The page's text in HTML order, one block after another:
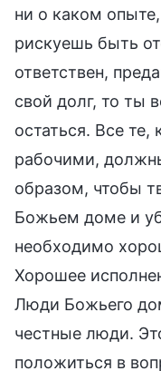
ни о каком
рискуешь быть
ответствен,
свой долг, то ты
остаться. Все те,
рабочими,
образом, чтобы
Божьем доме и
необходимо
Хорошее
Люди Божьего
честные люди.
положиться в